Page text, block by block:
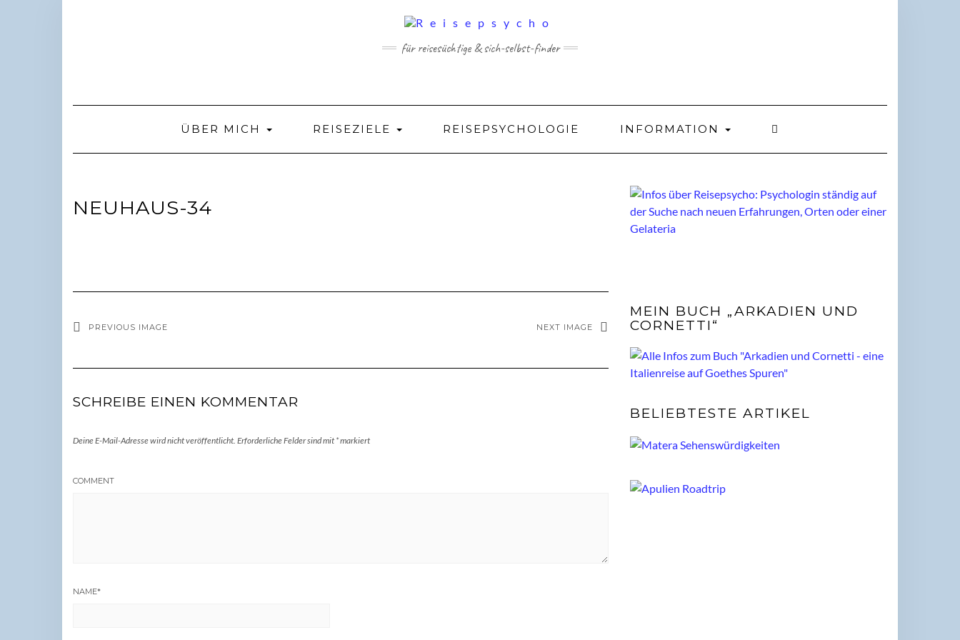
für reisesüchtige & sich-selbst-finder
ÜBER MICH REISEZIELE REISEPSYCHOLOGIE INFORMATION
NEUHAUS-34
PREVIOUS IMAGE NEXT IMAGE
SCHREIBE EINEN KOMMENTAR
Deine E-Mail-Adresse wird nicht veröffentlicht. Erforderliche Felder sind mit *markiert
COMMENT
NAME*
MEIN BUCH „ARKADIEN UND
CORNETTI“
BELIEBTESTE ARTIKEL